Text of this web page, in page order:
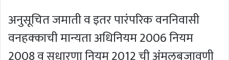
अनुसूचित जमाती व इतर पारंपरिक वननिवासी
वनहक्काची मान्यता अधिनियम 2006 नियम